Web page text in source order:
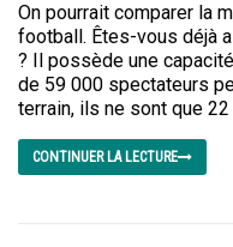
On pourrait comparer la
football. Êtes-vous déjà
? Il possède une
de 59 000 spectateurs
terrain, ils ne sont que
CONTINUER LA LECTURE